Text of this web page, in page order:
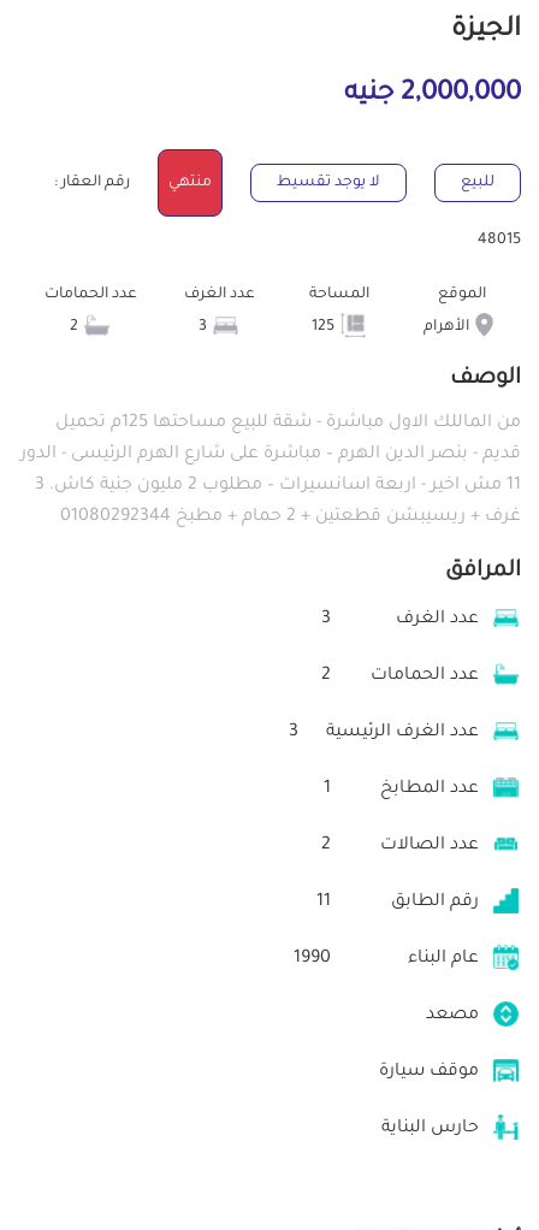
الجيزة
2,000,000 جنيه
للبيع لا يوجد تقسيط منتهي رقم العقار :
48015
الموقع
الأهرام
المساحة
125
عدد الغرف
عدد الحمامات
الوصف
من الماللك الاول مباشرة - شقة للبيع مساحتها 125م تحميل
قديم - بنصر الدين الهرم – مباشرة على شارع الهرم الرئيسى - الدور
11 مش اخير - اربعة اسانسيرات – مطلوب 2 مليون جنية كاش. 3
غرف + ريسيبشن قطعتين + 2 حمام + مطبخ 01080292344
المرافق
عدد الغرف 3
عدد الحمامات 2
عدد الغرف الرئيسية 3
عدد المطابخ 1
عدد الصالات 2
رقم الطابق 11
عام البناء 1990
مصعد
موقف سيارة
حارس البناية